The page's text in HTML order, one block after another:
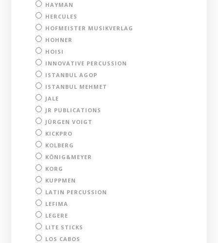
HAYMAN
HERCULES
HOFMEISTER MUSIKVERLAG
HOHNER
HOISI
INNOVATIVE PERCUSSION
ISTANBUL AGOP
ISTANBUL MEHMET
JALE
JR PUBLICATIONS
JÜRGEN VOIGT
KICKPRO
KOLBERG
KÖNIG&MEYER
KORG
KUPPMEN
LATIN PERCUSSION
LEFIMA
LEGERE
LITE STICKS
LOS CABOS